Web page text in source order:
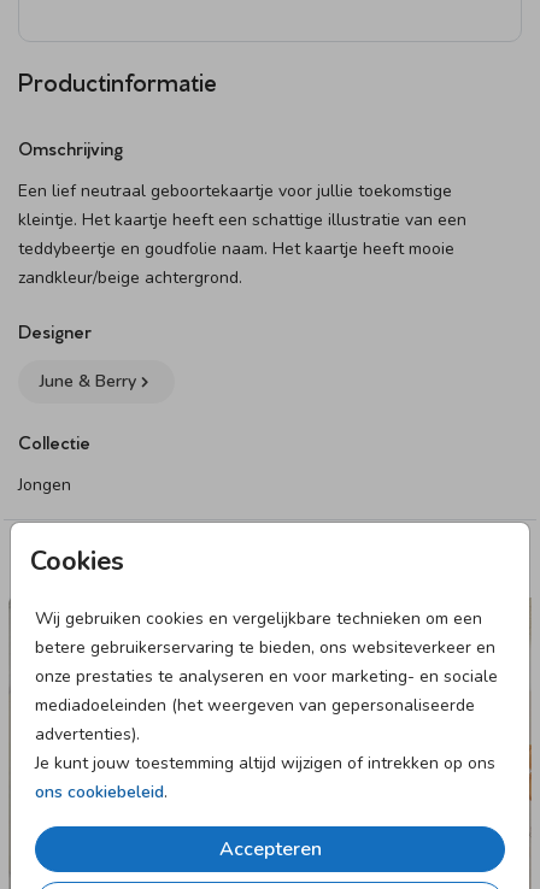
Cookies
Wij gebruiken cookies en vergelijkbare technieken om een
betere gebruikerservaring te bieden, ons websiteverkeer en
onze prestaties te analyseren en voor marketing- en sociale
mediadoeleinden (het weergeven van gepersonaliseerde
advertenties).
Je kunt jouw toestemming altijd wijzigen of intrekken op ons
ons cookiebeleid.
Accepteren
Productinformatie
Omschrijving
Een lief neutraal geboortekaartje voor jullie toekomstige
kleintje. Het kaartje heeft een schattige illustratie van een
teddybeertje en goudfolie naam. Het kaartje heeft mooie
zandkleur/beige achtergrond.
Designer
June & Berry
Collectie
Jongen
Deze designs vind je misschien ook leuk
GEBOORTEKAARTJE